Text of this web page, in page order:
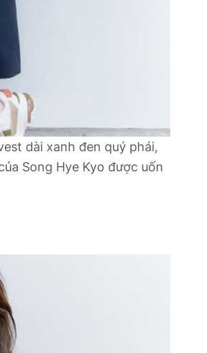
dài xanh đen quý phái,
Song Hye Kyo được uốn